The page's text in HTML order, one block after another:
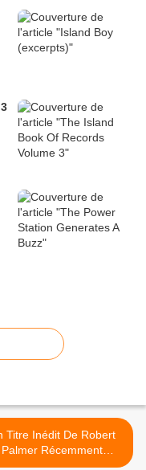
Titre Inédit De Robert
Palmer Récemment
Découvert >